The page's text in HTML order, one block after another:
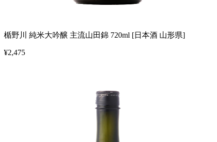
楯野川 純米大吟醸 主流山田錦 720ml [日本酒 山形県]
¥2,475